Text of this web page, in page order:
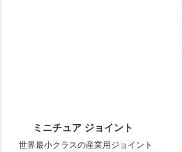
ミニチュア ジョイント
世界最小クラスの産業用ジョイント